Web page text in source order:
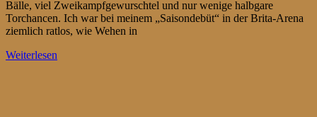
Bälle, viel Zweikampfgewurschtel und nur wenige halbgare
Torchancen. Ich war bei meinem „Saisondebüt“ in der Brita-Arena
ziemlich ratlos, wie Wehen in
Weiterlesen